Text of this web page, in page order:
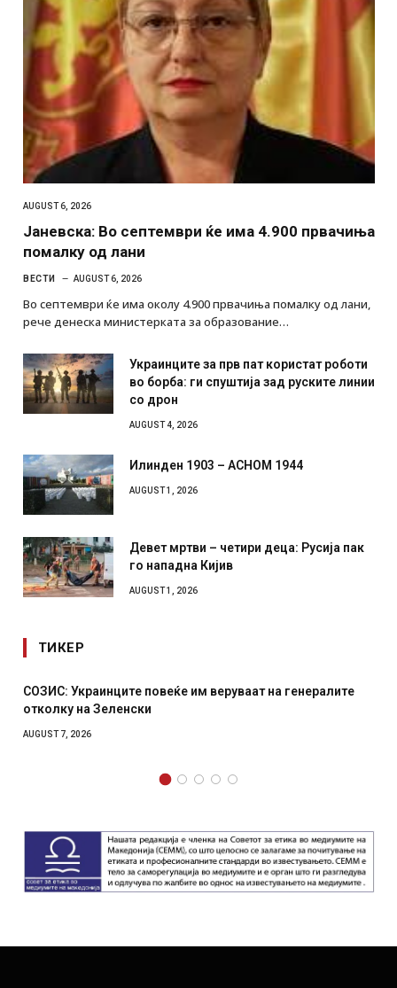
AUGUST 6, 2026
Јаневска: Во септември ќе има 4.900 првачиња
помалку од лани
ВЕСТИ AUGUST 6, 2026
Во септември ќе има околу 4.900 првачиња помалку од лани,
рече денеска министерката за образование…
Украинците за прв пат користат роботи
во борба: ги спуштија зад руските линии
со дрон
AUGUST 4, 2026
Илинден 1903 – АСНОМ 1944
AUGUST 1, 2026
Девет мртви – четири деца: Русија пак
го нападна Кијив
AUGUST 1, 2026
ТИКЕР
СОЗИС: Украинците повеќе им веруваат на генералите
отколку на Зеленски
AUGUST 7, 2026